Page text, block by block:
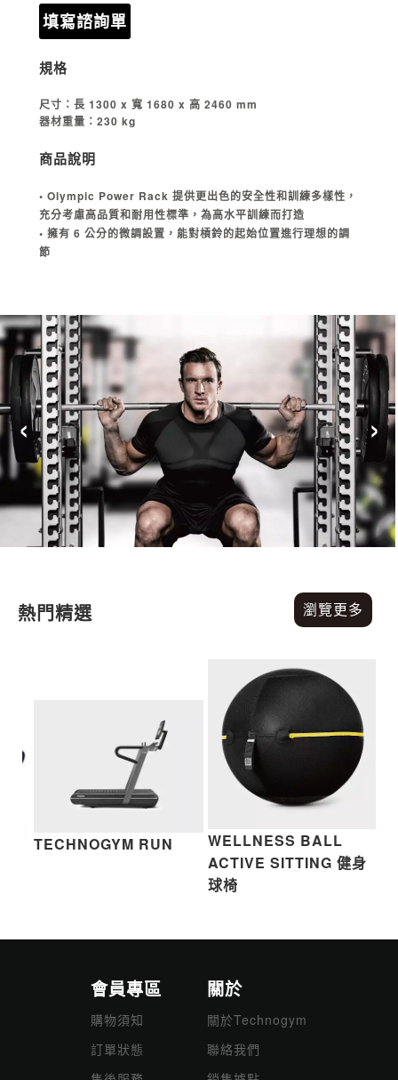
填寫諮詢單
規格
尺寸：長 1300 x 寬 1680 x 高 2460 mm
器材重量：230 kg
商品說明
• Olympic Power Rack 提供更出色的安全性和訓練多樣性，
充分考慮高品質和耐用性標準，為高水平訓練而打造
• 擁有 6 公分的微調設置，能對槓鈴的起始位置進行理想的調
節
‹ ›
熱門精選
TECHNOGYM RUN
WELLNESS BALL
ACTIVE SITTING 健身
球椅
瀏覽更多
會員專區
購物須知
訂單狀態
關於
關於Technogym
聯絡我們